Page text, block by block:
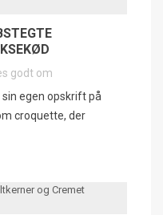
godt om
egen opskrift på
croquette, der